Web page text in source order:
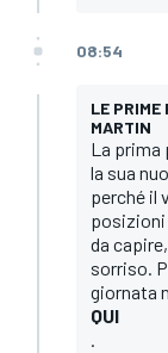
08:54
LE PRIME
MARTIN
La prima
la sua
perché il
posizioni
da
sorriso.
giornata
QUI
.